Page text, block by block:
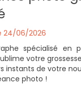
24/06/2026
spécialisé en
votre
instants de votre
photo !